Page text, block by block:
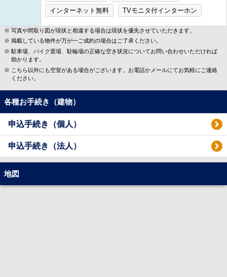
インターネット無料
TVモニタ付インターホン
写真や間取り図が現状と相違する場合は現状を優先させていただきます。
掲載している物件が万が一ご成約の場合はご了承ください。
駐車場、バイク置場、駐輪場の正確な空き状況についてお問い合わせいただければ
助かります。
こちら以外にも空室がある場合がございます。お電話かメールにてお気軽にご連絡
ください。
各種お手続き（建物）
申込手続き（個人）
申込手続き（法人）
地図